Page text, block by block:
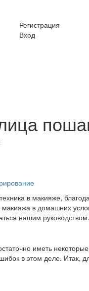
Регистрация
Вход
в макияже,
в домашних
нашим руководством.
иметь
в этом деле. Итак,